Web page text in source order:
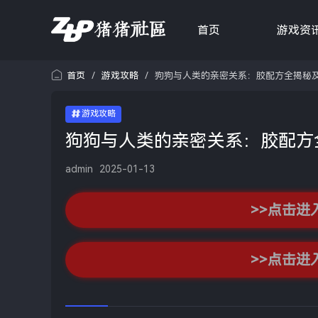
首页 游戏资
首页 / 游戏攻略 / 狗狗与人类的亲密关系：胶配方全揭秘
游戏攻略
狗狗与人类的亲密关系：胶配
admin 2025-01-13
>>点击进
>>点击进